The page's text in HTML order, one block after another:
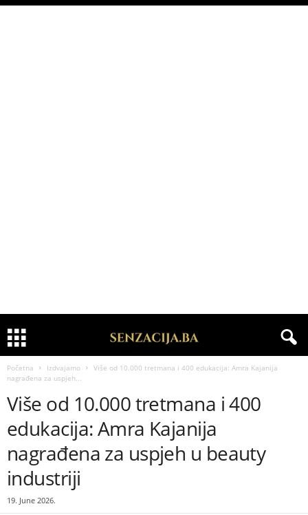
Početna Izdvajamo
Više od 10.000 tretmana i 400 edukacija: Amra Kajanija
nagrađena za uspjeh...
Više od 10.000 tretmana i 400
edukacija: Amra Kajanija
nagrađena za uspjeh u beauty
industriji
19. June 2026.